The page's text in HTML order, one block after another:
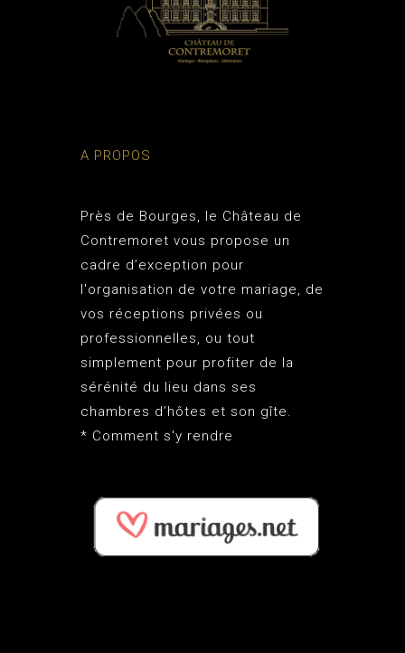
A PROPOS
Près de Bourges, le Château de
Contremoret vous propose un
cadre d’exception pour
l'organisation de votre mariage, de
vos réceptions privées ou
professionnelles, ou tout
simplement pour profiter de la
sérénité du lieu dans ses
chambres d’hôtes et son gîte.
* Comment s'y rendre